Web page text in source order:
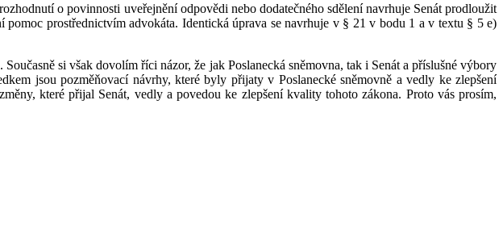
o povinnosti uveřejnění odpovědi nebo dodatečného sdělení navrhuje Senát prodloužit
prostřednictvím advokáta. Identická úprava se navrhuje v § 21 v bodu 1 a v textu § 5 e)
si však dovolím říci názor, že jak Poslanecká sněmovna, tak i Senát a příslušné výbory
jsou pozměňovací návrhy, které byly přijaty v Poslanecké sněmovně a vedly ke zlepšení
které přijal Senát, vedly a povedou ke zlepšení kvality tohoto zákona. Proto vás prosím,